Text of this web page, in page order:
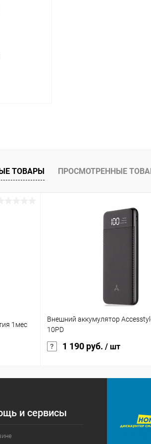
ТОВАРЫ ПРОСМОТРЕННЫЕ
1мес
Внешний аккумулятор
10PD
1 190 руб. / шт
и сервисы